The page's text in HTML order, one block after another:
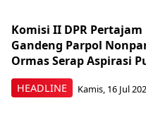
HEADLINE
Komisi II DPR Pertajam
Gandeng Parpol
Ormas Serap Aspirasi
Kamis, 16 Jul